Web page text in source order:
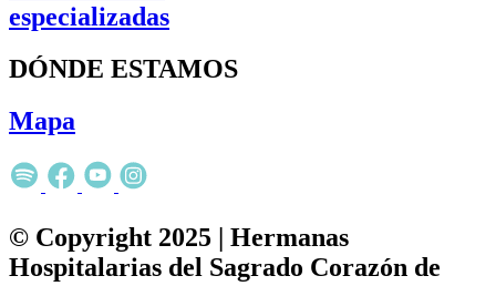
especializadas
DÓNDE ESTAMOS
Mapa
© Copyright 2025 | Hermanas
Hospitalarias del Sagrado Corazón de